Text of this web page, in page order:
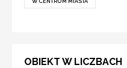
OBIEKT W LICZBACH